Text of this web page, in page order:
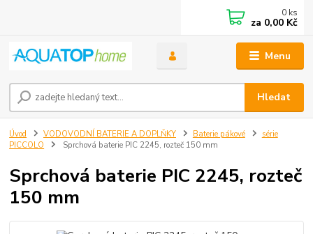
Menu
Hledat
0 ks
za 0,00 Kč
Úvod VODOVODNÍ BATERIE A DOPLŇKY Baterie pákové
série
PICCOLO
Sprchová baterie PIC 2245, rozteč 150 mm
Sprchová baterie PIC 2245, rozteč
150 mm